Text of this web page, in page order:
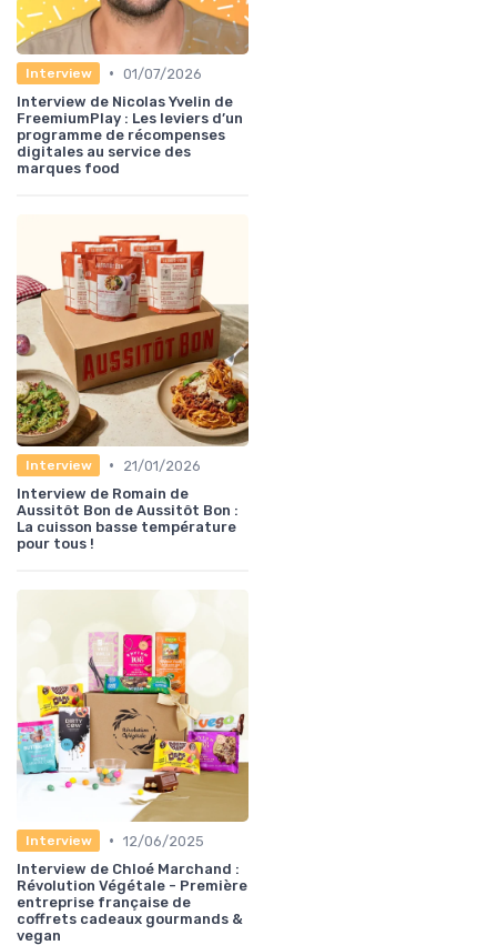
Interview • 01/07/2026
Interview de Nicolas Yvelin de
FreemiumPlay : Les leviers d’un
programme de récompenses
digitales au service des
marques food
Interview •
21/01/2026
Interview de Romain de
Aussitôt Bon de Aussitôt Bon :
La cuisson basse température
pour tous !
Interview • 12/06/2025
Interview de Chloé Marchand :
Révolution Végétale - Première
entreprise française de
coffrets cadeaux gourmands &
vegan